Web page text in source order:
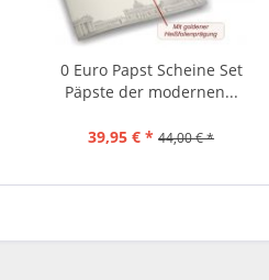
0 Euro Papst Scheine Set
Päpste der modernen...
39,95 € * 44,00 € *